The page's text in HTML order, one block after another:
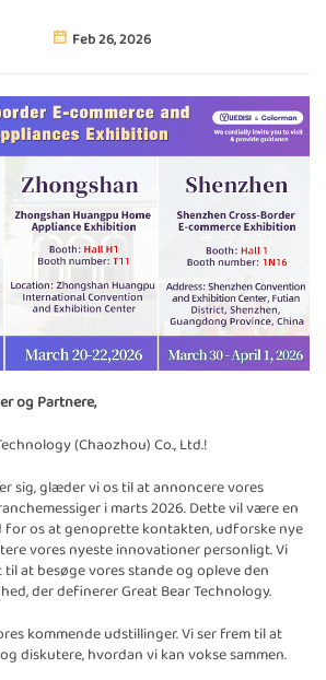
Feb 26, 2026
og Partnere,
(Chaozhou) Co., Ltd.!
sig, glæder vi os til at annoncere vores
i marts 2026. Dette vil være en
for os at genoprette kontakten, udforske nye
vores nyeste innovationer personligt. Vi
at besøge vores stande og opleve den
der definerer Great Bear Technology.
kommende udstillinger. Vi ser frem til at
diskutere, hvordan vi kan vokse sammen.